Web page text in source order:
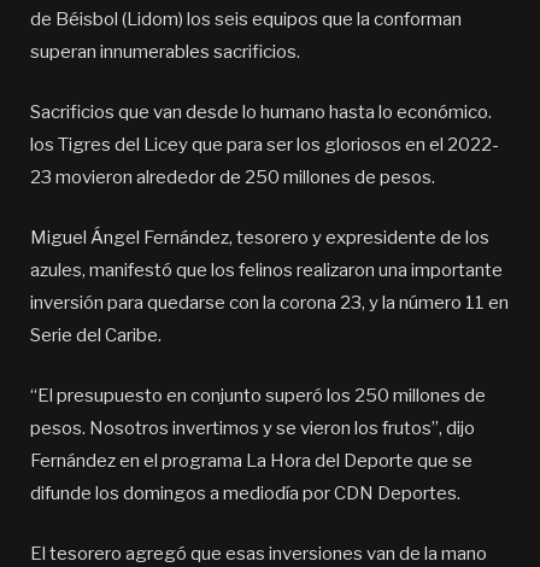
de Béisbol (Lidom) los seis equipos que la conforman
superan innumerables sacrificios.
Sacrificios que van desde lo humano hasta lo económico.
los Tigres del Licey que para ser los gloriosos en el 2022-
23 movieron alrededor de 250 millones de pesos.
Miguel Ángel Fernández, tesorero y expresidente de los
azules, manifestó que los felinos realizaron una importante
inversión para quedarse con la corona 23, y la número 11 en
Serie del Caribe.
“El presupuesto en conjunto superó los 250 millones de
pesos. Nosotros invertimos y se vieron los frutos”, dijo
Fernández en el programa La Hora del Deporte que se
difunde los domingos a mediodía por CDN Deportes.
El tesorero agregó que esas inversiones van de la mano